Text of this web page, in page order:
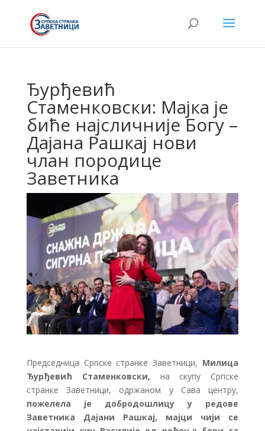
Ђурђевић
Стаменковски: Мајка је
биће најсличније Богу –
Дајана Рашкај нови
члан породице
Заветника
Председница Српске странке Заветници, Милица
Ђурђевић Стаменковски, на скупу Српске
странке Заветници, одржаном у Сава центру,
пожелела је добродошлицу у редове
Заветника Дајани Рашкај, мајци чији се